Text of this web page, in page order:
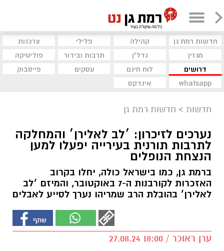
חדשות רמת גן קהילה פלילי
צרכנות
מגזין
נדל"ן תרבות ובידור
פוליטיקה
דרושים
לוח חינם עסקים
פייסבוק
whatsapp
אינדקס
חדשות > חדשות רמת גן
נערכים לזיכרון: ׳לב לאלירן׳ והמחלקה
לתרבות תורנית בעירייה יפעלו למען
הנצחת הנופלים
ברמת גן, כמו בישראל כולה, יחלו בקרוב
האזכרות לקורבנות ה-7 באוקטובר, והמיזם ׳לב
לאלירן׳ בהובלת הרב שמריהו נערך לסייע לאבלים
ערן ראוכר / 18:00 27.08.24